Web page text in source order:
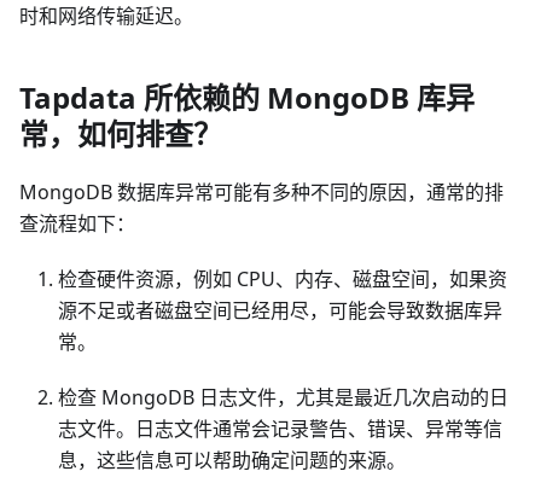
时和网络传输延迟。
Tapdata 所依赖的 MongoDB 库异
常，如何排查？
MongoDB 数据库异常可能有多种不同的原因，通常的排
查流程如下：
检查硬件资源，例如 CPU、内存、磁盘空间，如果资
源不足或者磁盘空间已经用尽，可能会导致数据库异
常。
检查 MongoDB 日志文件，尤其是最近几次启动的日
志文件。日志文件通常会记录警告、错误、异常等信
息，这些信息可以帮助确定问题的来源。